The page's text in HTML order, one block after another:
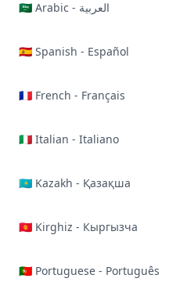
🇸🇦 Arabic - العربية
🇪🇸 Spanish - Español
🇫🇷 French - Français
🇮🇹 Italian - Italiano
🇰🇿 Kazakh - Қазақша
🇰🇬 Kirghiz - Кыргызча
🇵🇹 Portuguese - Português